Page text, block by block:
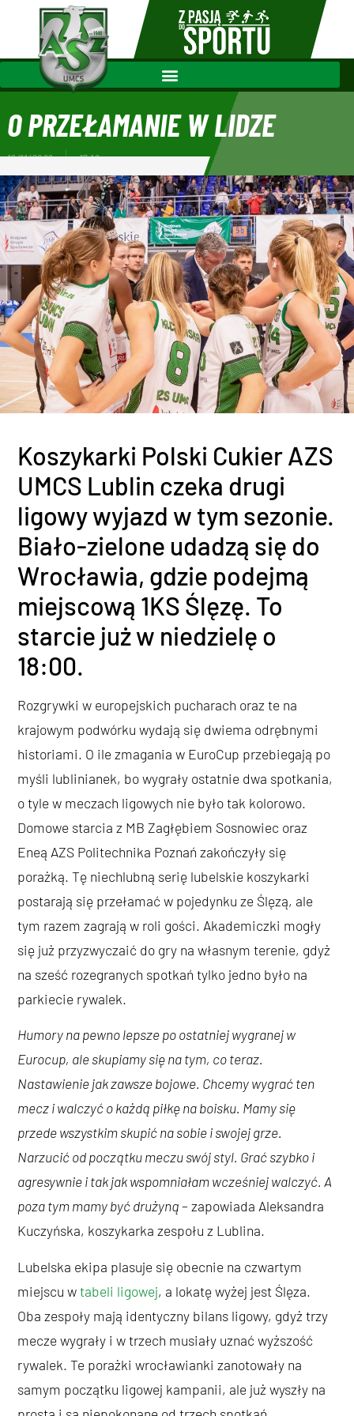
O PRZEŁAMANIE W LIDZE
12/11/2022 17:18
Koszykarki Polski Cukier AZS
UMCS Lublin czeka drugi
ligowy wyjazd w tym sezonie.
Biało-zielone udadzą się do
Wrocławia, gdzie podejmą
miejscową 1KS Ślęzę. To
starcie już w niedzielę o
18:00.
Rozgrywki w europejskich pucharach oraz te na
krajowym podwórku wydają się dwiema odrębnymi
historiami. O ile zmagania w EuroCup przebiegają po
myśli lublinianek, bo wygrały ostatnie dwa spotkania,
o tyle w meczach ligowych nie było tak kolorowo.
Domowe starcia z MB Zagłębiem Sosnowiec oraz
Eneą AZS Politechnika Poznań zakończyły się
porażką. Tę niechlubną serię lubelskie koszykarki
postarają się przełamać w pojedynku ze Ślęzą, ale
tym razem zagrają w roli gości. Akademiczki mogły
się już przyzwyczaić do gry na własnym terenie, gdyż
na sześć rozegranych spotkań tylko jedno było na
parkiecie rywalek.
Humory na pewno lepsze po ostatniej wygranej w
Eurocup, ale skupiamy się na tym, co teraz.
Nastawienie jak zawsze bojowe. Chcemy wygrać ten
mecz i walczyć o każdą piłkę na boisku. Mamy się
przede wszystkim skupić na sobie i swojej grze.
Narzucić od początku meczu swój styl. Grać szybko i
agresywnie i tak jak wspomniałam wcześniej walczyć. A
poza tym mamy być drużyną– zapowiada Aleksandra
Kuczyńska, koszykarka zespołu z Lublina.
Lubelska ekipa plasuje się obecnie na czwartym
miejscu wtabeli ligowej, a lokatę wyżej jest Ślęza.
Oba zespoły mają identyczny bilans ligowy, gdyż trzy
mecze wygrały i w trzech musiały uznać wyższość
rywalek. Te porażki wrocławianki zanotowały na
samym początku ligowej kampanii, ale już wyszły na